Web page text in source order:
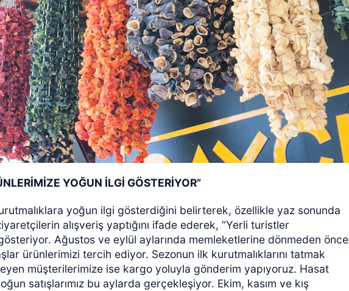
YOĞUN İLGİ GÖSTERİYOR”
yoğun ilgi gösterdiğini belirterek, özellikle yaz sonunda
alışveriş yaptığını ifade ederek, “Yerli turistler
Ağustos ve eylül aylarında memleketlerine dönmeden önce
ürünlerimizi tercih ediyor. Sezonun ilk kurutmalıklarını tatmak
müşterilerimize ise kargo yoluyla gönderim yapıyoruz. Hasat
satışlarımız bu aylarda gerçekleşiyor. Ekim, kasım ve kış